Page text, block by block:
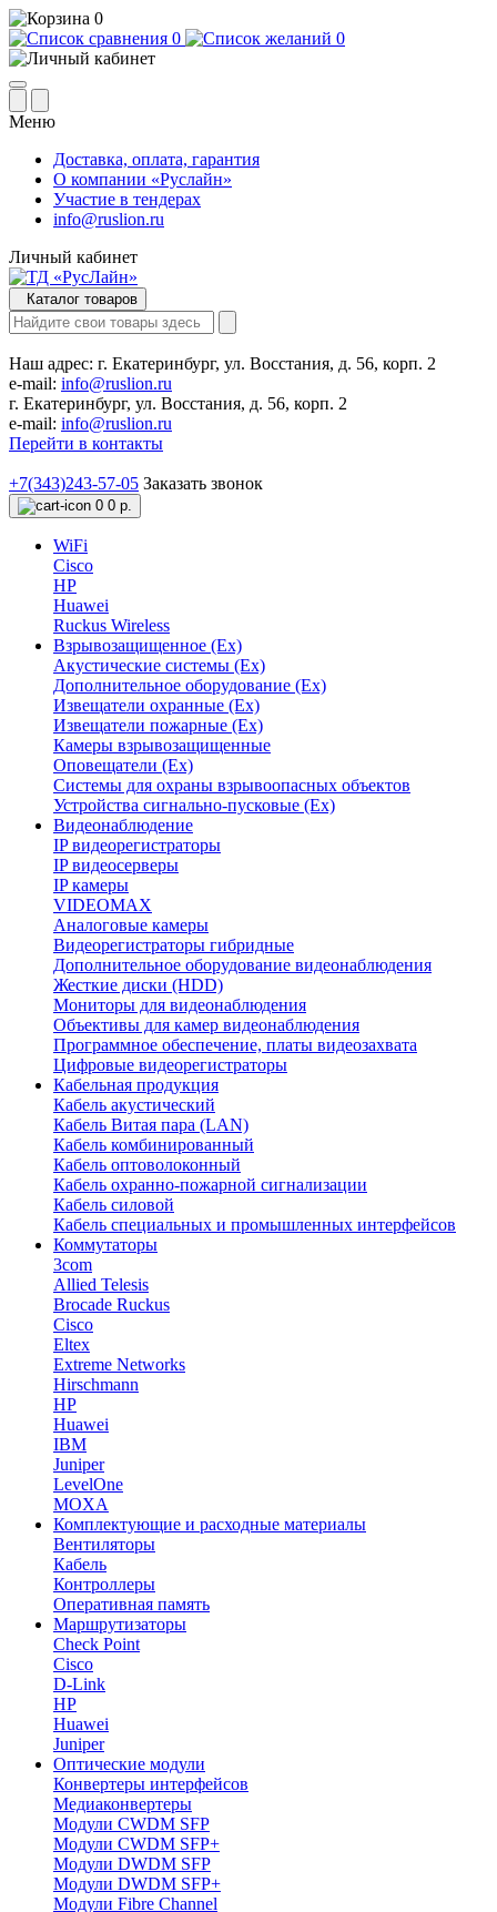
0
0
0
Меню
Доставка, оплата, гарантия
О компании «Руслайн»
Участие в тендерах
info@ruslion.ru
Личный кабинет
Каталог товаров
Наш адрес: г. Екатеринбург, ул. Восстания, д. 56, корп. 2
e-mail: info@ruslion.ru
г. Екатеринбург, ул. Восстания, д. 56, корп. 2
e-mail: info@ruslion.ru
Перейти в контакты
+7(343)243-57-05 Заказать звонок
0 0 р.
WiFi
Cisco
HP
Huawei
Ruckus Wireless
Взрывозащищенное (Ex)
Акустические системы (Ex)
Дополнительное оборудование (Ex)
Извещатели охранные (Ex)
Извещатели пожарные (Ex)
Камеры взрывозащищенные
Оповещатели (Ex)
Системы для охраны взрывоопасных объектов
Устройства сигнально-пусковые (Ex)
Видеонаблюдение
IP видеорегистраторы
IP видеосерверы
IP камеры
VIDEOMAX
Аналоговые камеры
Видеорегистраторы гибридные
Дополнительное оборудование видеонаблюдения
Жесткие диски (HDD)
Мониторы для видеонаблюдения
Объективы для камер видеонаблюдения
Программное обеспечение, платы видеозахвата
Цифровые видеорегистраторы
Кабельная продукция
Кабель акустический
Кабель Витая пара (LAN)
Кабель комбинированный
Кабель оптоволоконный
Кабель охранно-пожарной сигнализации
Кабель силовой
Кабель специальных и промышленных интерфейсов
Коммутаторы
3com
Allied Telesis
Brocade Ruckus
Cisco
Eltex
Extreme Networks
Hirschmann
HP
Huawei
IBM
Juniper
LevelOne
MOXA
Комплектующие и расходные материалы
Вентиляторы
Кабель
Контроллеры
Оперативная память
Маршрутизаторы
Check Point
Cisco
D-Link
HP
Huawei
Juniper
Оптические модули
Конвертеры интерфейсов
Медиаконвертеры
Модули CWDM SFP
Модули CWDM SFP+
Модули DWDM SFP
Модули DWDM SFP+
Модули Fibre Channel